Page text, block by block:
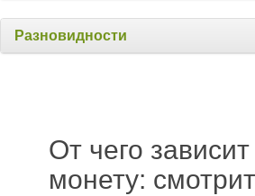
Разновидности
От чего
монету: